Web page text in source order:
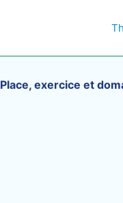
Place, exercice et